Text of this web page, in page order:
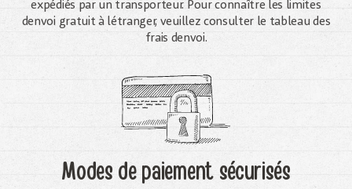
expédiés par un transporteur. Pour connaître les limites
denvoi gratuit à létranger, veuillez consulter le tableau des
frais denvoi.
Modes de paiement sécurisés